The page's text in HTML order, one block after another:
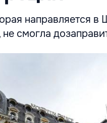
направляется
смогла